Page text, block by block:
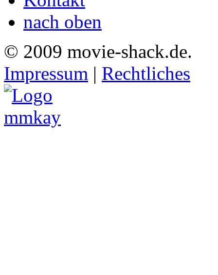
nach oben
© 2009 movie-shack.de.
Impressum | Rechtliches